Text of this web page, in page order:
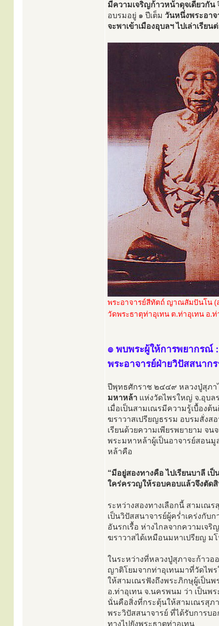
มีความเจริญก้าวหน้าดุจเดียวกัน
อบรมอยู่ ๑ ปีเต็ม วันหนึ่งพระอา
จะพาเข้าเมืองอุบลฯ ไปเล่าเรี
พระอาจารย์สีทัตถ์ ญาณสัมปันโน (
วัดพระธาตุท่าอุเทน ต.ท่าอุเทน อ.
๏ พบพระผู้ให้การพยากรณ์ :
พระอาจารย์ฝ่ายวิปัสสนาก
ปีพุทธศักราช ๒๔๔๙ หลวงปู่สุภา
มหาหล้า แห่งวัดไพรใหญ่ จ.อุบล
เมื่อเป็นสามเณรมีความรู้เบื้องต้
ฆราวาสเปรียญธรรม อบรมสั่งส
เรียนด้วยความเพียรพยายาม จ
พระมหาหล้าผู้เป็นอาจารย์สอนมู
หล้าคือ
“มีอยู่สองทางคือ ไปเรียนบาลี เ
ใคร่ครวญให้รอบคอบแล้วจึงตัดสิ
ระหว่างสองทางเลือกนี้ สามเณ
เป็นวิปัสสนาจารย์ผู้คร่ำเคร่งกับ
อันรกเรื้อ ห่างไกลจากความเจ
ฆราวาสได้เหมือนมหาเปรียญ ม
ในระหว่างที่หลวงปู่สุภาจะก้าวอ
ญาติโยมจากท่าอุเทนมาที่วัดไพ
ให้สามเณรฟังถึงพระภิกษุผู้เป็นพ
อ.ท่าอุเทน จ.นครพนม ว่า เป็นพ
นั่นคือสิ่งที่กระตุ้นให้สามเณรสุภ
พระวิปัสสนาจารย์ ที่ได้รับการบ
ทางไปยังพระธาตุท่าอุเทน